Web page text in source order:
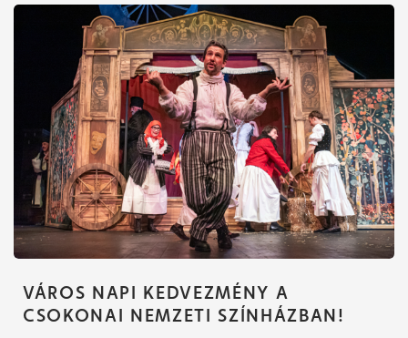
VÁROS NAPI KEDVEZMÉNY A
CSOKONAI NEMZETI SZÍNHÁZBAN!